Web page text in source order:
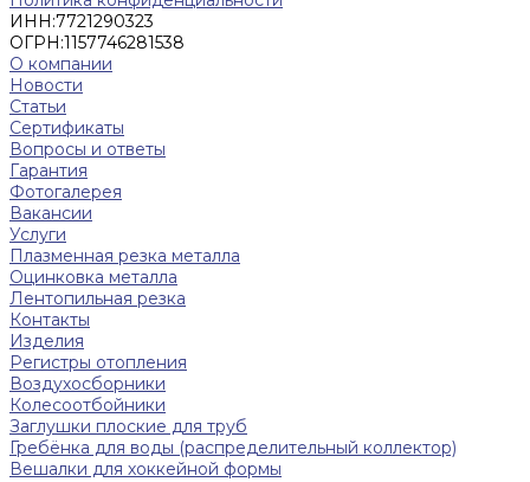
ИНН:7721290323
ОГРН:1157746281538
О компании
Новости
Статьи
Сертификаты
Вопросы и ответы
Гарантия
Фотогалерея
Вакансии
Услуги
Плазменная резка металла
Оцинковка металла
Лентопильная резка
Контакты
Изделия
Регистры отопления
Воздухосборники
Колесоотбойники
Заглушки плоские для труб
Гребёнка для воды (распределительный коллектор)
Вешалки для хоккейной формы